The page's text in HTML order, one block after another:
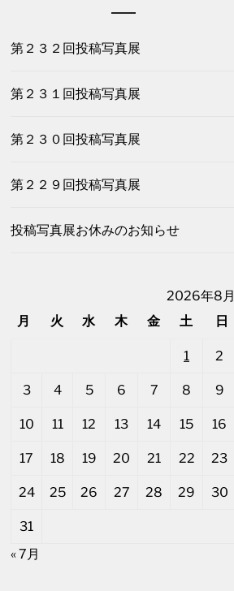
第２３２回投稿写真展
第２３１回投稿写真展
第２３０回投稿写真展
第２２９回投稿写真展
投稿写真展お休みのお知らせ
2026年8月
月
火 水 木 金 土 日
1 2
3 4 5 6 7 8 9
10 11 12 13 14 15 16
17 18 19 20 21 22 23
24 25 26 27 28 29 30
31
« 7月